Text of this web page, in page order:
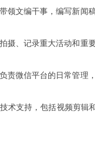
领文编干事，编写新闻
摄、记录重大活动和重
责微信平台的日常管理
术支持，包括视频剪辑